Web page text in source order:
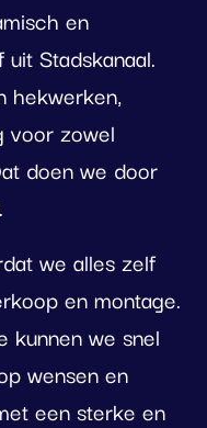
en
Stadskanaal.
hekwerken,
voor zowel
doen we door
we alles zelf
en montage.
kunnen we snel
wensen en
een sterke en